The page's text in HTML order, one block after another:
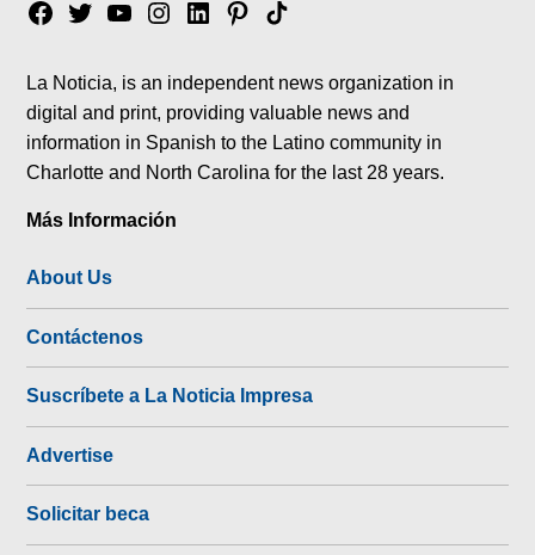
Facebook
TwitterYouTubeInstagram
LinkedinPinterest
Tik
La Noticia, is an independent news organization in
digital and print, providing valuable news and
information in Spanish to the Latino community in
Charlotte and North Carolina for the last 28 years.
Más Información
About Us
Contáctenos
Suscríbete a La Noticia Impresa
Advertise
Solicitar beca